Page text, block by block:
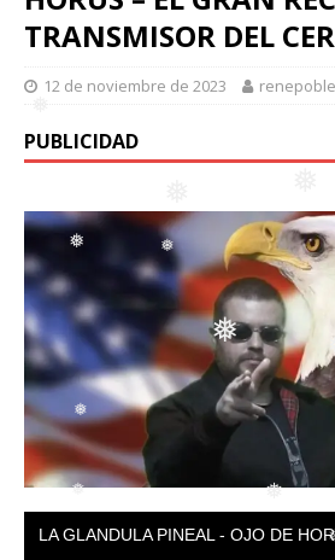
❅
❅
❅
❅
❅
❅ ❅
❅
❅
TRANSMISOR DEL
12 de noviembre de 2023
PUBLICIDAD